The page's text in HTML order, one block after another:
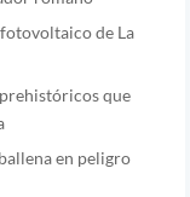
de La
que
en peligro